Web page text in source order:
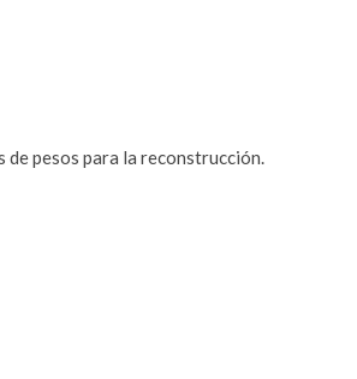
pesos para la reconstrucción.